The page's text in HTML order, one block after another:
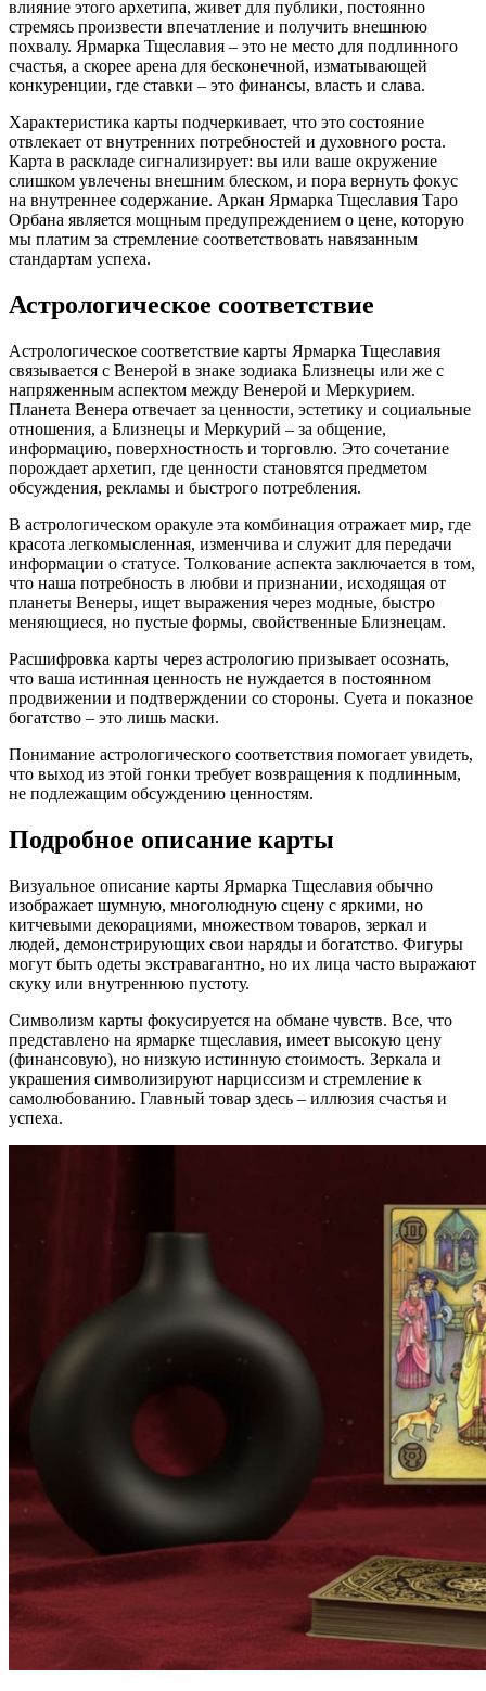
влияние этого архетипа, живет для публики, постоянно
стремясь произвести впечатление и получить внешнюю
похвалу. Ярмарка Тщеславия – это не место для подлинного
счастья, а скорее арена для бесконечной, изматывающей
конкуренции, где ставки – это финансы, власть и слава.
Характеристика карты подчеркивает, что это состояние
отвлекает от внутренних потребностей и духовного роста.
Карта в раскладе сигнализирует: вы или ваше окружение
слишком увлечены внешним блеском, и пора вернуть фокус
на внутреннее содержание. Аркан Ярмарка Тщеславия Таро
Орбана является мощным предупреждением о цене, которую
мы платим за стремление соответствовать навязанным
стандартам успеха.
Астрологическое соответствие
Астрологическое соответствие карты Ярмарка Тщеславия
связывается с Венерой в знаке зодиака Близнецы или же с
напряженным аспектом между Венерой и Меркурием.
Планета Венера отвечает за ценности, эстетику и социальные
отношения, а Близнецы и Меркурий – за общение,
информацию, поверхностность и торговлю. Это сочетание
порождает архетип, где ценности становятся предметом
обсуждения, рекламы и быстрого потребления.
В астрологическом оракуле эта комбинация отражает мир, где
красота легкомысленная, изменчива и служит для передачи
информации о статусе. Толкование аспекта заключается в том,
что наша потребность в любви и признании, исходящая от
планеты Венеры, ищет выражения через модные, быстро
меняющиеся, но пустые формы, свойственные Близнецам.
Расшифровка карты через астрологию призывает осознать,
что ваша истинная ценность не нуждается в постоянном
продвижении и подтверждении со стороны. Суета и показное
богатство – это лишь маски.
Понимание астрологического соответствия помогает увидеть,
что выход из этой гонки требует возвращения к подлинным,
не подлежащим обсуждению ценностям.
Подробное описание карты
Визуальное описание карты Ярмарка Тщеславия обычно
изображает шумную, многолюдную сцену с яркими, но
китчевыми декорациями, множеством товаров, зеркал и
людей, демонстрирующих свои наряды и богатство. Фигуры
могут быть одеты экстравагантно, но их лица часто выражают
скуку или внутреннюю пустоту.
Символизм карты фокусируется на обмане чувств. Все, что
представлено на ярмарке тщеславия, имеет высокую цену
(финансовую), но низкую истинную стоимость. Зеркала и
украшения символизируют нарциссизм и стремление к
самолюбованию. Главный товар здесь – иллюзия счастья и
успеха.